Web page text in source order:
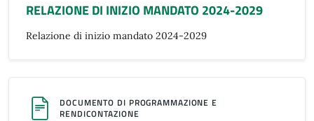
RELAZIONE DI INIZIO MANDATO 2024-2029
Relazione di inizio mandato 2024-2029
DOCUMENTO DI PROGRAMMAZIONE E
RENDICONTAZIONE